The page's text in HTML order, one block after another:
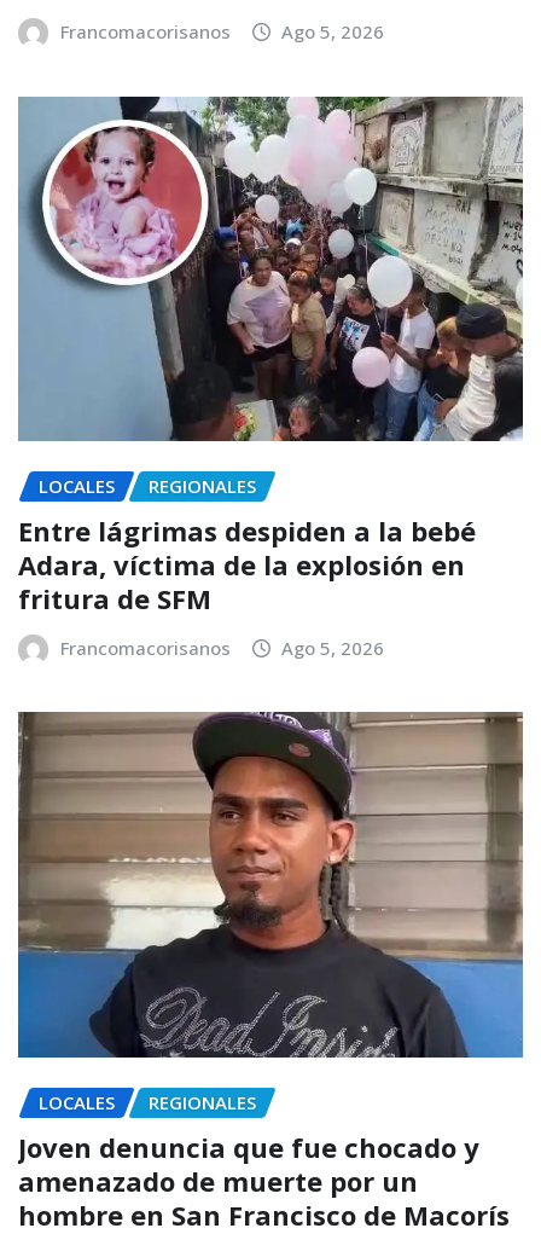
Francomacorisanos Ago 5, 2026
LOCALES REGIONALES
Entre lágrimas despiden a la bebé
Adara, víctima de la explosión en
fritura de SFM
Francomacorisanos Ago 5, 2026
LOCALES REGIONALES
Joven denuncia que fue chocado y
amenazado de muerte por un
hombre en San Francisco de Macorís